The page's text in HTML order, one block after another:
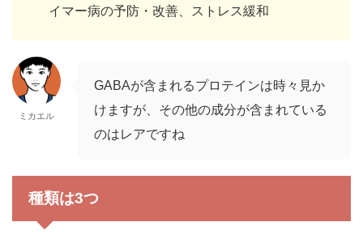
イマー病の予防・改善、ストレス緩和
ミカエル
GABAが含まれるプロテインは時々見か
けますが、その他の成分が含まれている
のはレアですね
種類は3つ